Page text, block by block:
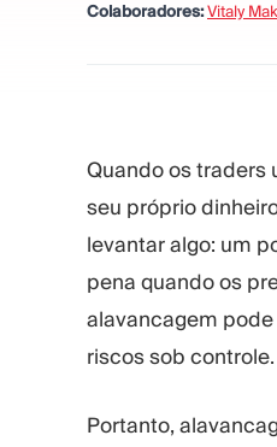
Colaboradores:Vitaly
Quando os traders
seu próprio
levantar algo: um
pena quando os
alavancagem
riscos sob controle.
Portanto,